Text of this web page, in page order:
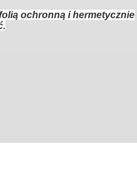
ochronną i hermetycznie